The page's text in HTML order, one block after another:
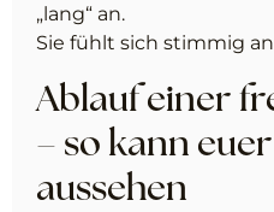
„lang“ an.
Sie fühlt sich stimmig
Ablauf einer
– so kann
aussehen